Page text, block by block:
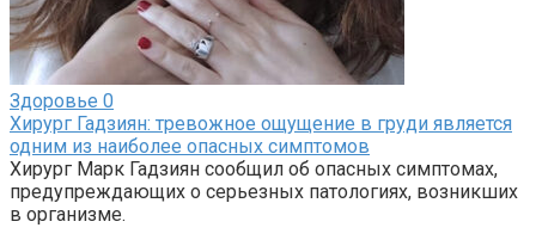
Здоровье 0
Хирург Гадзиян: тревожное ощущение в груди является
одним из наиболее опасных симптомов
Хирург Марк Гадзиян сообщил об опасных симптомах,
предупреждающих о серьезных патологиях, возникших
в организме.